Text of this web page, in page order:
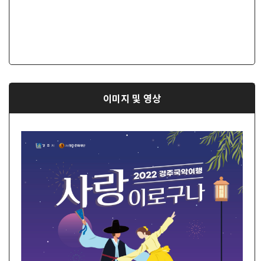
이미지 및 영상